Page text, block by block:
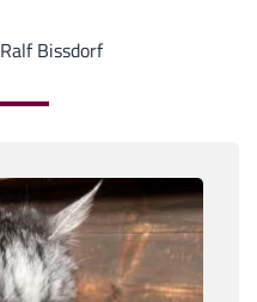
Bissdorf